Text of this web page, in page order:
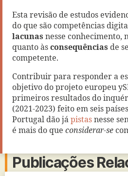
Esta revisão de estudos
do que são competências
lacunas nesse conhecimento,
quanto às consequências de
competente.
Contribuir para responder a
objetivo do projeto europeu
primeiros resultados do
(2021-2023) feito em seis
Portugal dão já pistas nesse
é mais do que considerar-se
Publicações